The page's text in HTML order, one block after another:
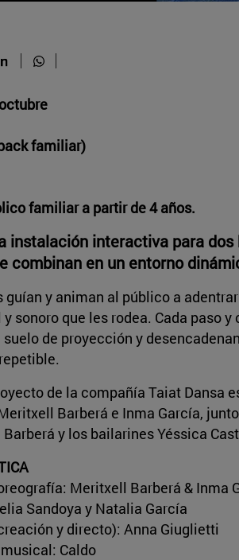
familiar)
familiar a partir de 4 años.
instalación interactiva para
combinan en un entorno
guían y animan al público a
sonoro que les rodea. Cada paso
de proyección y
de la compañía Taiat Dansa
Barberá e Inma García,
y los bailarines Yéssica
Meritxell Barberá & Inma
Sandoya y Natalia García
y directo): Anna Giuglietti
Caldo